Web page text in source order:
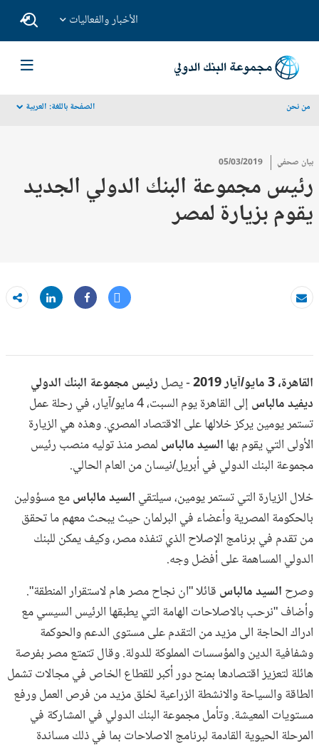
الأخبار والفعاليات
من نحن الصفحة باللغة:العربية dropdown
بيان صحفي 05/03/2019
رئيس مجموعة البنك الدولي الجديد
يقوم بزيارة لمصر
بريد الكتروني
Tweet
Share
Share
القاهرة، 3 مايو/آيار 2019 - يصل رئيس مجموعة البنك الدولي
ديفيد مالباس
إلى القاهرة يوم السبت، 4 مايو/آيار، في رحلة عمل
تستمر يومين يركز خلالها على الاقتصاد المصري. وهذه هي الزيارة
الأولى التي يقوم بها السيد مالباس لمصر منذ توليه منصب رئيس
مجموعة البنك الدولي في أبريل/نيسان من العام الحالي.
خلال الزيارة التي تستمر يومين، سيلتقي السيد مالباسمع مسؤولين
بالحكومة المصرية وأعضاء في البرلمان حيث يبحث معهم ما تحقق
من تقدم في برنامج الإصلاح الذي تنفذه مصر، وكيف يمكن للبنك
الدولي المساهمة على أفضل وجه.
وصرح السيد مالباس قائلا "ان نجاح مصر هام لاستقرار المنطقة".
وأضاف "نرحب بالاصلاحات الهامة التي يطبقها الرئيس السيسي مع
ادراك الحاجة الى مزيد من التقدم على مستوى الدعم والحوكمة
وشفافية الدين والمؤسسات المملوكة للدولة. وقال تتمتع مصر بفرصة
هائلة لتعزيز اقتصادها بمنح دور أكبر للقطاع الخاص في مجالات تشمل
الطاقة والسياحة والانشطة الزراعية لخلق مزيد من فرص العمل ورفع
مستويات المعيشة. وتأمل مجموعة البنك الدولي في المشاركة في
المرحلة الحيوية القادمة لبرنامج الاصلاحات بما في ذلك مساندة